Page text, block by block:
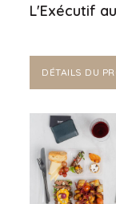
L'Exécutif
DÉTAILS DU